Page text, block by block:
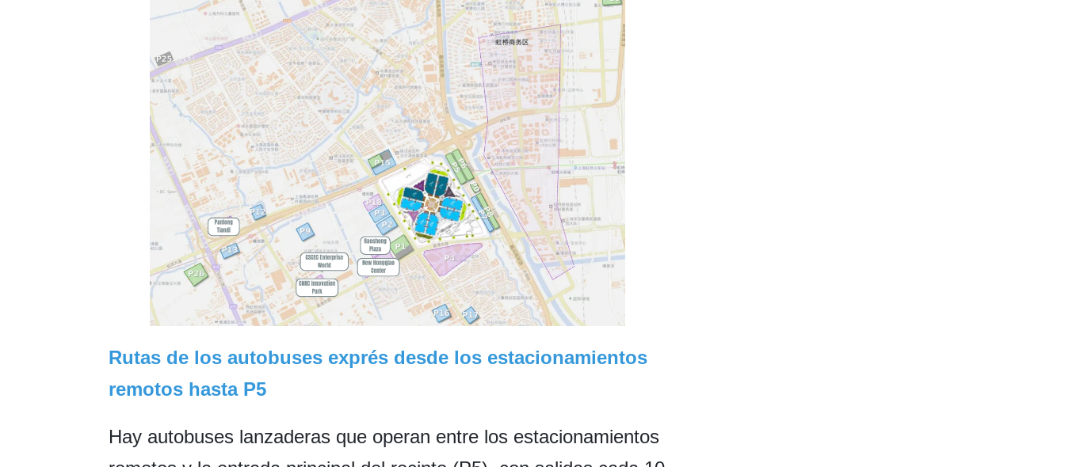
Rutas de los autobuses exprés desde los estacionamientos
remotos hasta P5
Hay autobuses lanzaderas que operan entre los estacionamientos